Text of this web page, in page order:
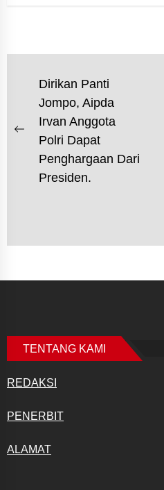
NAVIGASI
POS
Previous
post:
Dirikan Panti
Jompo, Aipda
Irvan Anggota
Polri Dapat
Penghargaan Dari
Presiden.
TENTANG KAMI
REDAKSI
PENERBIT
ALAMAT